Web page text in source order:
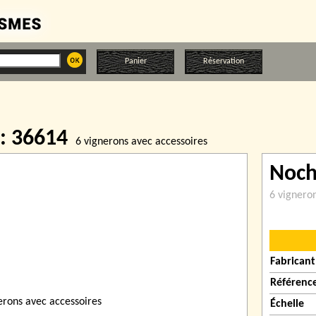
Panier Réservation
36614 6 vignerons avec accessoires
Noch
6
Fabricant
Échelle